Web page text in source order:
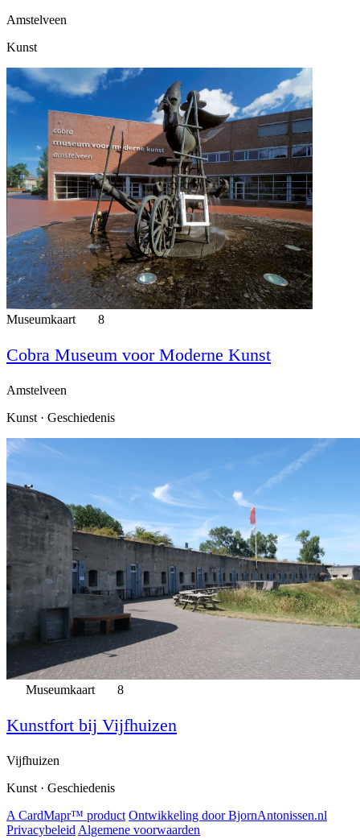
Amstelveen
Kunst
Museumkaart 8
Cobra Museum voor Moderne Kunst
Amstelveen
Kunst · Geschiedenis
Museumkaart 8
Kunstfort bij Vijfhuizen
Vijfhuizen
Kunst · Geschiedenis
A CardMapr™ product Ontwikkeling door BjornAntonissen.nl
Privacybeleid Algemene voorwaarden